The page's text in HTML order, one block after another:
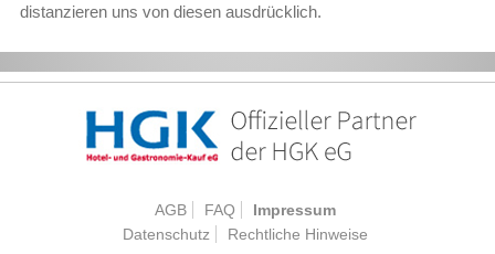
distanzieren uns von diesen ausdrücklich.
AGB FAQ
Impressum
Datenschutz
Rechtliche Hinweise